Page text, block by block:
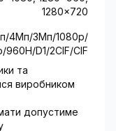
і
більш
периметру
1280x720
4Mп/3Mп/1080p/
D1/2CIF/CIF
та
виробником
допустиме